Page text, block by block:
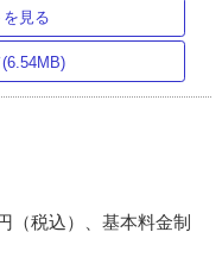
見る
（税込）、基本料金制